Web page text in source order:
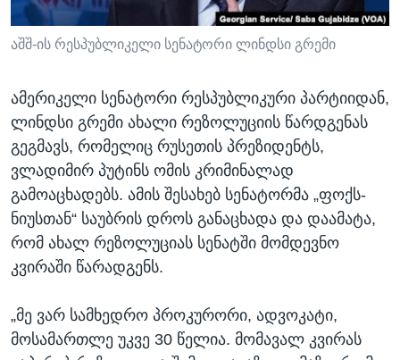
ᲛᲔᲪᲜᲘᲔᲠᲔᲑᲐ
ᲘᲜᲢᲔᲠᲕᲘᲣ
ᲒᲐᲚᲘᲚᲔᲝ
ᲓᲔᲖᲘᲜᲤᲝᲠᲛᲐᲪᲘᲐ
ᲗᲕᲐᲚᲘ ᲒᲕᲐᲓᲔᲕᲜᲔᲗ
ენები
აშშ-ის რესპუბლიკელი სენატორი ლინდსი გრემი
ამერიკელი სენატორი რესპუბლიკური პარტიიდან,
ლინდსი გრემი ახალი რეზოლუციის წარდგენას
გეგმავს, რომელიც რუსეთის პრეზიდენტს,
ვლადიმირ პუტინს ომის კრიმინალად
გამოაცხადებს. ამის შესახებ სენატორმა „ფოქს-
ნიუსთან“ საუბრის დროს განაცხადა და დაამატა,
რომ ახალ რეზოლუციას სენატში მომდევნო
კვირაში წარადგენს.
„მე ვარ სამხედრო პროკურორი, ადვოკატი,
მოსამართლე უკვე 30 წელია. მომავალ კვირას